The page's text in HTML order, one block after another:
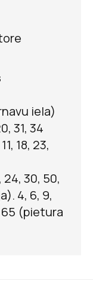
iela)
31, 34
11, 18, 23,
24, 30, 50,
4, 6, 9,
65 (pietura